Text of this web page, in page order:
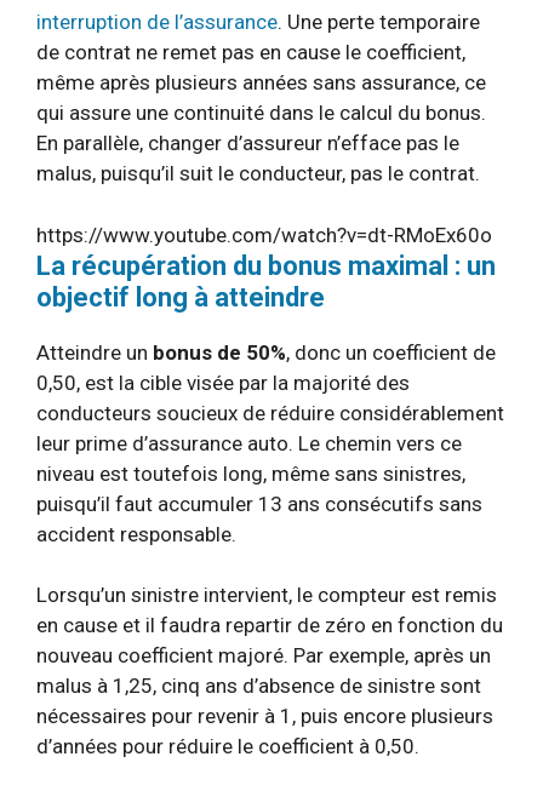
interruption de l’assurance. Une perte temporaire
de contrat ne remet pas en cause le coefficient,
même après plusieurs années sans assurance, ce
qui assure une continuité dans le calcul du bonus.
En parallèle, changer d’assureur n’efface pas le
malus, puisqu’il suit le conducteur, pas le contrat.
https://www.youtube.com/watch?v=dt-RMoEx60o
La récupération du bonus maximal : un
objectif long à atteindre
Atteindre un bonus de 50%, donc un coefficient de
0,50, est la cible visée par la majorité des
conducteurs soucieux de réduire considérablement
leur prime d’assurance auto. Le chemin vers ce
niveau est toutefois long, même sans sinistres,
puisqu’il faut accumuler 13 ans consécutifs sans
accident responsable.
Lorsqu’un sinistre intervient, le compteur est remis
en cause et il faudra repartir de zéro en fonction du
nouveau coefficient majoré. Par exemple, après un
malus à 1,25, cinq ans d’absence de sinistre sont
nécessaires pour revenir à 1, puis encore plusieurs
d’années pour réduire le coefficient à 0,50.